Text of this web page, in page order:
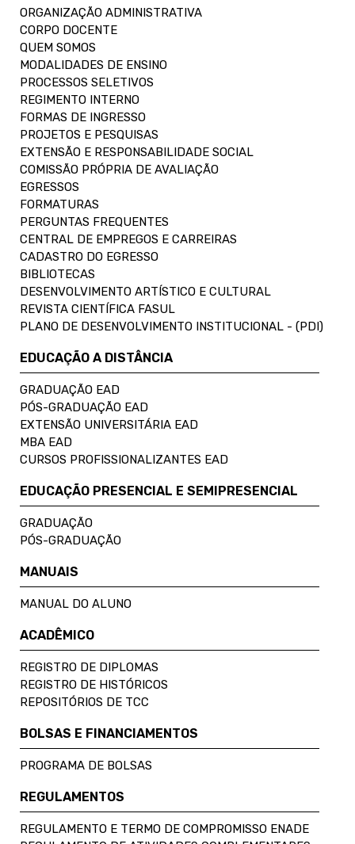
ORGANIZAÇÃO ADMINISTRATIVA
CORPO DOCENTE
QUEM SOMOS
MODALIDADES DE ENSINO
PROCESSOS SELETIVOS
REGIMENTO INTERNO
FORMAS DE INGRESSO
PROJETOS E PESQUISAS
EXTENSÃO E RESPONSABILIDADE SOCIAL
COMISSÃO PRÓPRIA DE AVALIAÇÃO
EGRESSOS
FORMATURAS
PERGUNTAS FREQUENTES
CENTRAL DE EMPREGOS E CARREIRAS
CADASTRO DO EGRESSO
BIBLIOTECAS
DESENVOLVIMENTO ARTÍSTICO E CULTURAL
REVISTA CIENTÍFICA FASUL
PLANO DE DESENVOLVIMENTO INSTITUCIONAL - (PDI)
EDUCAÇÃO A DISTÂNCIA
GRADUAÇÃO EAD
PÓS-GRADUAÇÃO EAD
EXTENSÃO UNIVERSITÁRIA EAD
MBA EAD
CURSOS PROFISSIONALIZANTES EAD
EDUCAÇÃO PRESENCIAL E SEMIPRESENCIAL
GRADUAÇÃO
PÓS-GRADUAÇÃO
MANUAIS
MANUAL DO ALUNO
ACADÊMICO
REGISTRO DE DIPLOMAS
REGISTRO DE HISTÓRICOS
REPOSITÓRIOS DE TCC
BOLSAS E FINANCIAMENTOS
PROGRAMA DE BOLSAS
REGULAMENTOS
REGULAMENTO E TERMO DE COMPROMISSO ENADE